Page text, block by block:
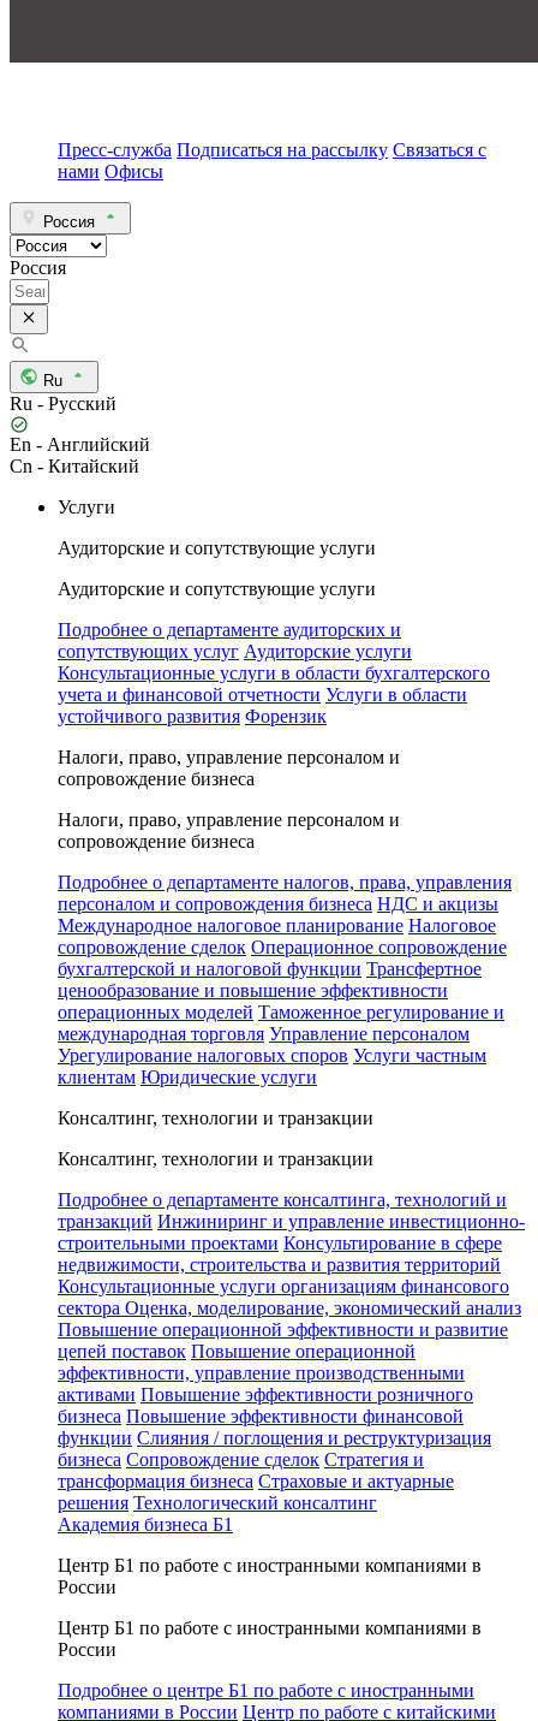
Пресс-служба Подписаться на рассылку Связаться с
нами Офисы
Россия
Россия
Ru
Ru - Русский
En - Английский
Cn - Китайский
Услуги
Аудиторские и сопутствующие услуги
Аудиторские и сопутствующие услуги
Подробнее о департаменте аудиторских и
сопутствующих услуг Аудиторские услуги
Консультационные услуги в области бухгалтерского
учета и финансовой отчетности Услуги в области
устойчивого развития Форензик
Налоги, право, управление персоналом и
сопровождение бизнеса
Налоги, право, управление персоналом и
сопровождение бизнеса
Подробнее о департаменте налогов, права, управления
персоналом и сопровождения бизнеса НДС и акцизы
Международное налоговое планирование Налоговое
сопровождение сделок Операционное сопровождение
бухгалтерской и налоговой функции Трансфертное
ценообразование и повышение эффективности
операционных моделей Таможенное регулирование и
международная торговля Управление персоналом
Урегулирование налоговых споров Услуги частным
клиентам Юридические услуги
Консалтинг, технологии и транзакции
Консалтинг, технологии и транзакции
Подробнее о департаменте консалтинга, технологий и
транзакций Инжиниринг и управление инвестиционно-
строительными проектами Консультирование в сфере
недвижимости, строительства и развития территорий
Консультационные услуги организациям финансового
сектора Оценка, моделирование, экономический анализ
Повышение операционной эффективности и развитие
цепей поставок Повышение операционной
эффективности, управление производственными
активами Повышение эффективности розничного
бизнеса Повышение эффективности финансовой
функции Слияния / поглощения и реструктуризация
бизнеса Сопровождение сделок Стратегия и
трансформация бизнеса Страховые и актуарные
решения Технологический консалтинг
Академия бизнеса Б1
Центр Б1 по работе с иностранными компаниями в
России
Центр Б1 по работе с иностранными компаниями в
России
Подробнее о центре Б1 по работе с иностранными
компаниями в России Центр по работе с китайскими